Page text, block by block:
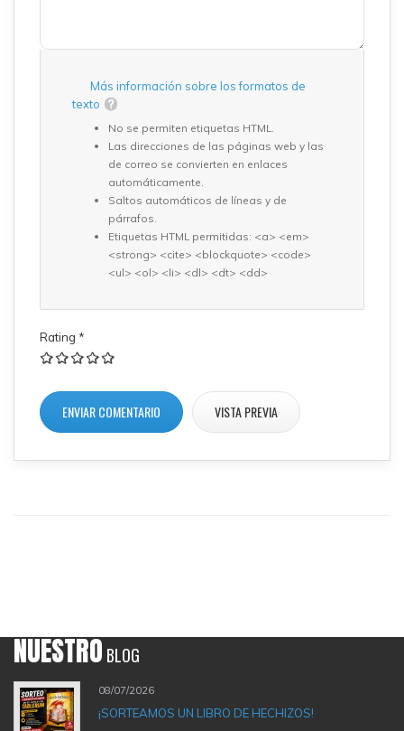
Más información sobre los formatos de
texto
No se permiten etiquetas HTML.
Las direcciones de las páginas web y las
de correo se convierten en enlaces
automáticamente.
Saltos automáticos de líneas y de
párrafos.
Etiquetas HTML permitidas: <a> <em>
<strong> <cite> <blockquote> <code>
<ul> <ol> <li> <dl> <dt> <dd>
Rating *
NUESTROBLOG
08/07/2026
¡SORTEAMOS UN LIBRO DE HECHIZOS!